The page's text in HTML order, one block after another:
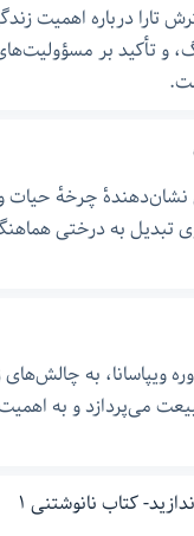
تارا درباره اهمیت
و تأکید بر
چرخهٔ حیات و
تبدیل به درختی
ویپاسانا، به چالش‌های
می‌پردازد و به
کتاب نانوشتنی ١